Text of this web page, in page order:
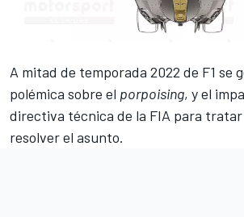
A mitad de temporada 2022 de F1 se
polémica sobre el porpoising, y el
directiva técnica de la FIA para tratar
resolver el asunto.